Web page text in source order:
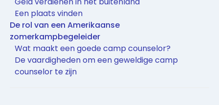
Een plaats vinden
De rol van een Amerikaanse
zomerkampbegeleider
Wat maakt een goede camp counselor?
De vaardigheden om een geweldige camp
counselor te zijn